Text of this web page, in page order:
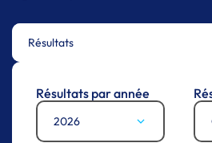
Résultats
Résultats par année
2026